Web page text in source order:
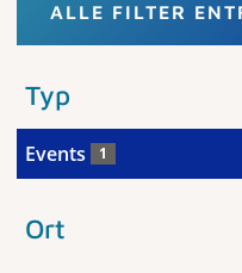
ALLE FILTER
Typ
Events 1
Ort